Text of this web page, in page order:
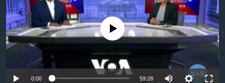
ရန်
ပင်မ
အ
ညွန်း
မကြေးမုံရဲ့ အင်္ဂလိပ်စာ
ရုပ်ရှင်ထဲက အင်္ဂလိပ်စာ
သုတပဒေသာ အင်္ဂလိပ်စာ
ရေဒီယို
တီဗွီ
ရေဒီယိုနှင့်ရုပ်သံ အချက်အလက်များ
ရေဒီယို/တီဗွီအစီအစဉ်
Learning English
ဗွီအိုအေ လူမှုကွန်ယက်များ
No media source currently available
0:00 59:28